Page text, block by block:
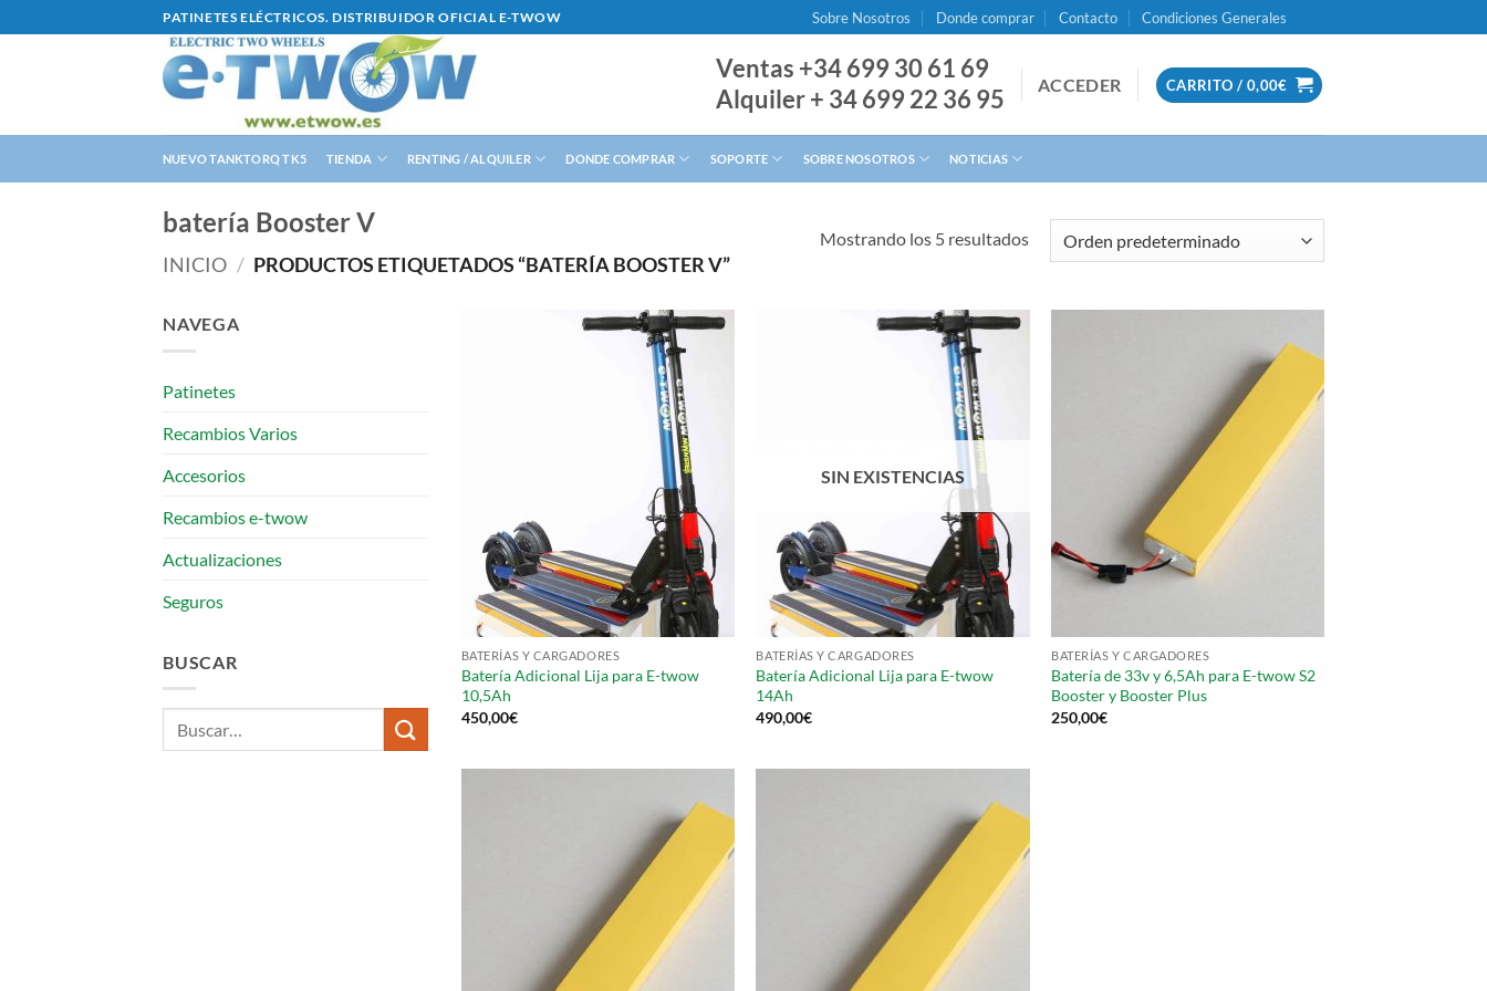
al
PATINETES ELÉCTRICOS. DISTRIBUIDOR OFICIAL E-TWOW Sobre Nosotros Donde comprar Contacto Condiciones Generales
Ventas +34 699 30 61 69
Alquiler + 34 699 22 36 95
ACCEDER CARRITO / 0,00€
NUEVO TANKTORQ TK5 TIENDA RENTING / ALQUILER DONDE COMPRAR SOPORTE SOBRE NOSOTROS NOTICIAS
batería Booster V
INICIO / PRODUCTOS ETIQUETADOS “BATERÍA BOOSTER V”
Mostrando los 5 resultados
NAVEGA
Patinetes
Recambios Varios
Accesorios
Recambios e-twow
Actualizaciones
Seguros
BUSCAR BATERÍAS Y CARGADORES
Batería Adicional Lija para E-twow
10,5Ah
450,00€
SIN EXISTENCIAS
BATERÍAS Y CARGADORES
Batería Adicional Lija para E-twow
14Ah
490,00€
BATERÍAS Y CARGADORES
Batería de 33v y 6,5Ah para E-twow S2
Booster y Booster Plus
250,00€